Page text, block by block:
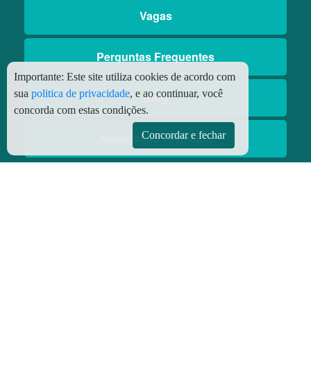
Vagas
Perguntas Frequentes
Blog
Aniversário Premiado
Importante: Este site utiliza cookies de acordo com
sua politica de privacidade, e ao continuar, você
concorda com estas condições.
Concordar e fechar